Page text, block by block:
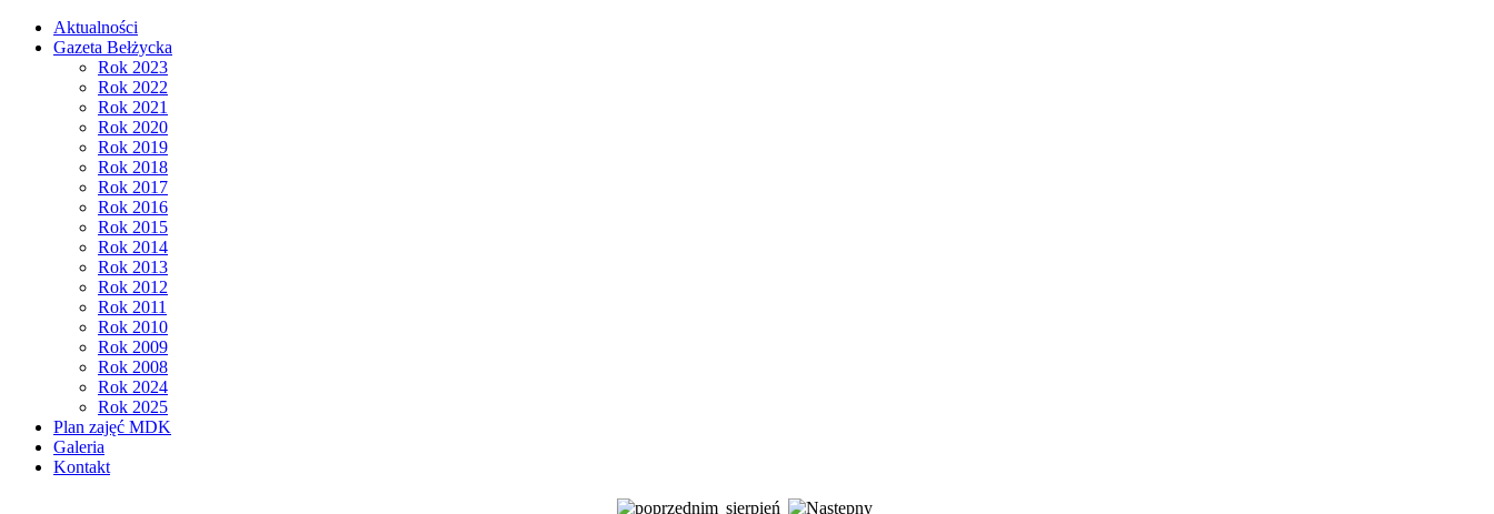
Aktualności
Gazeta Bełżycka
Rok 2023
Rok 2022
Rok 2021
Rok 2020
Rok 2019
Rok 2018
Rok 2017
Rok 2016
Rok 2015
Rok 2014
Rok 2013
Rok 2012
Rok 2011
Rok 2010
Rok 2009
Rok 2008
Rok 2024
Rok 2025
Plan zajęć MDK
Galeria
Kontakt
sierpień